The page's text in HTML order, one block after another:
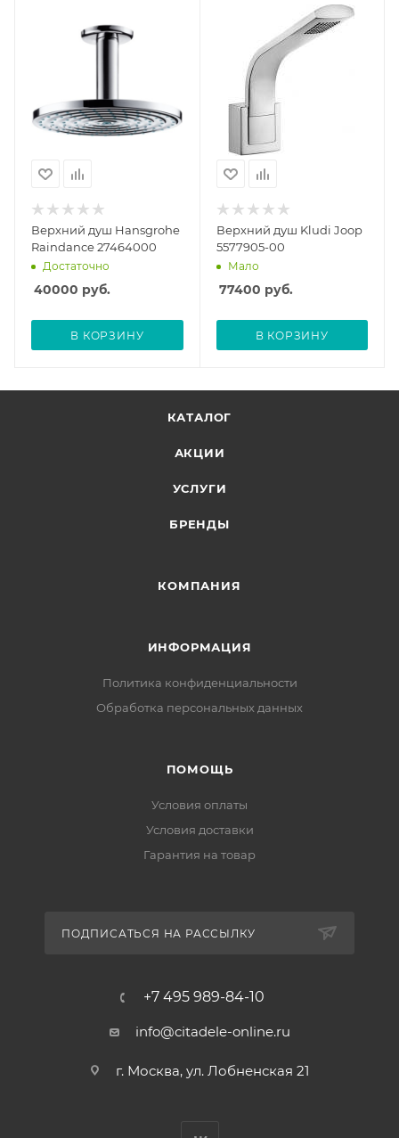
Верхний душ Hansgrohe
Raindance 27464000
Достаточно
40000 руб.
В КОРЗИНУ
Верхний душ Kludi Joop
5577905-00
Мало
77400 руб.
В КОРЗИНУ
КАТАЛОГ
АКЦИИ
УСЛУГИ
БРЕНДЫ
КОМПАНИЯ
ИНФОРМАЦИЯ
Политика конфиденциальности
Обработка персональных данных
ПОМОЩЬ
Условия оплаты
Условия доставки
Гарантия на товар
ПОДПИСАТЬСЯ НА РАССЫЛКУ
+7 495 989-84-10
info@citadele-online.ru
г. Москва, ул. Лобненская 21